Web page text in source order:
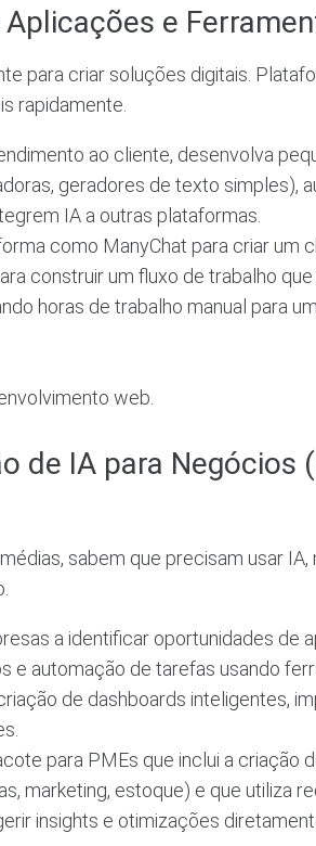
e
para criar soluções digitais.
rapidamente.
ao cliente, desenvolva
geradores de texto simples),
IA a outras plataformas.
como ManyChat para criar um
construir um fluxo de trabalho
horas de trabalho manual para
web.
de IA para Negócios
sabem que precisam usar
a identificar oportunidades de
e automação de tarefas usando
de dashboards inteligentes,
para PMEs que inclui a criação
marketing, estoque) e que utiliza
insights e otimizações